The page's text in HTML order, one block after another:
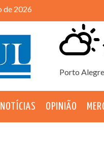
de 2026
Porto Alegre
NOTÍCIAS OPINIÃO